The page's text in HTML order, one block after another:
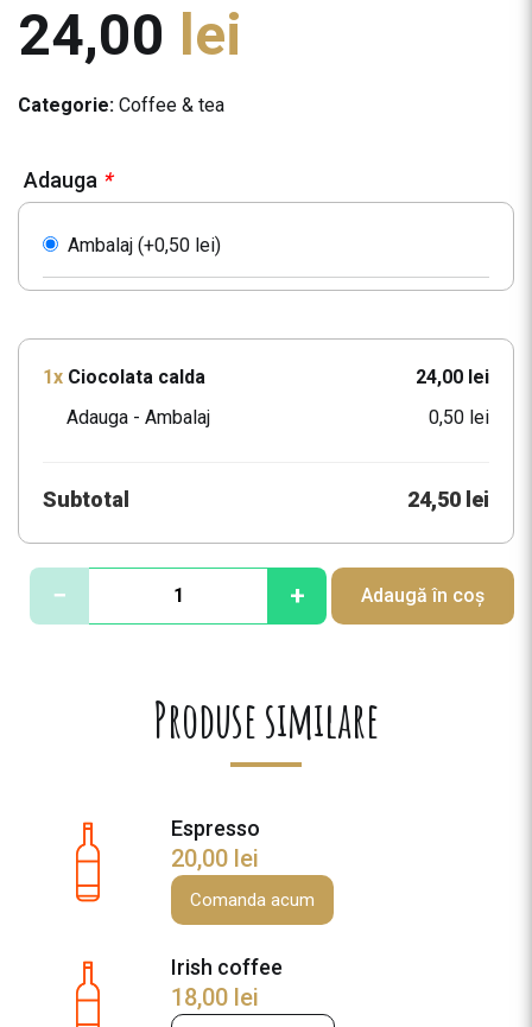
24,00 lei
Categorie: Coffee & tea
Adauga *
Ambalaj (+0,50 lei)
1x Ciocolata calda
24,00 lei
Adauga - Ambalaj
0,50 lei
Subtotal 24,50 lei
C
− + Adaugă în coș
Produse similare
Espresso
20,00 lei
Comanda acum
Irish coffee
18,00 lei